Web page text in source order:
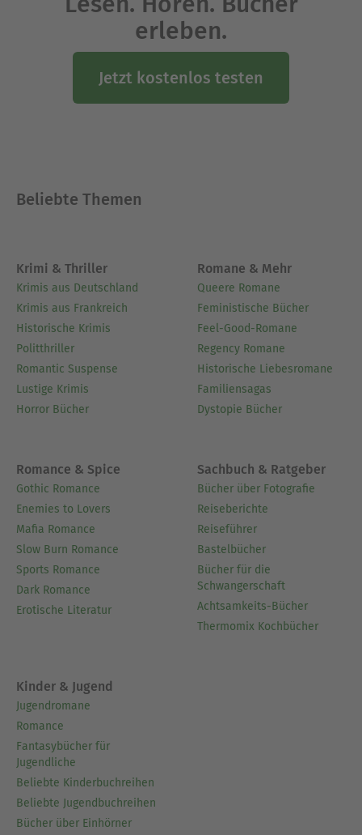
Ausblenden
erleben.
Jetzt kostenlos testen
Beliebte Themen
Krimi & Thriller
Krimis aus Deutschland
Krimis aus Frankreich
Historische Krimis
Politthriller
Romantic Suspense
Lustige Krimis
Horror Bücher
Romane & Mehr
Queere Romane
Feministische Bücher
Feel-Good-Romane
Regency Romane
Historische Liebesromane
Familiensagas
Dystopie Bücher
Romance & Spice
Gothic Romance
Enemies to Lovers
Mafia Romance
Slow Burn Romance
Sports Romance
Dark Romance
Erotische Literatur
Sachbuch & Ratgeber
Bücher über Fotografie
Reiseberichte
Reiseführer
Bastelbücher
Bücher für die
Schwangerschaft
Achtsamkeits-Bücher
Thermomix Kochbücher
Kinder & Jugend
Jugendromane
Romance
Fantasybücher für
Jugendliche
Beliebte Kinderbuchreihen
Beliebte Jugendbuchreihen
Bücher über Einhörner